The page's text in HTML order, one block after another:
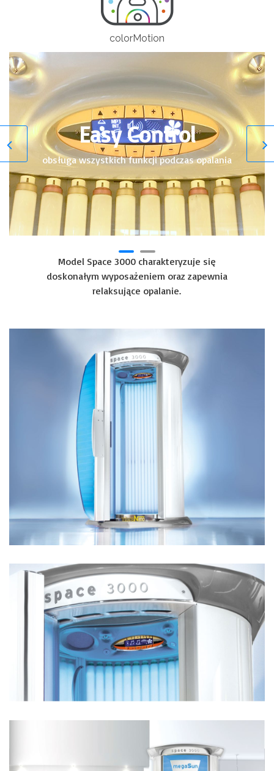
colorMotion
Easy Control
obsługa wszystkich funkcji podczas opalania
Model Space 3000 charakteryzuje się
doskonałym wyposażeniem oraz zapewnia
relaksujące opalanie.